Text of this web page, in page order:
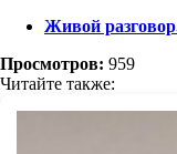
Живой
Просмотров: 959
Читайте также: